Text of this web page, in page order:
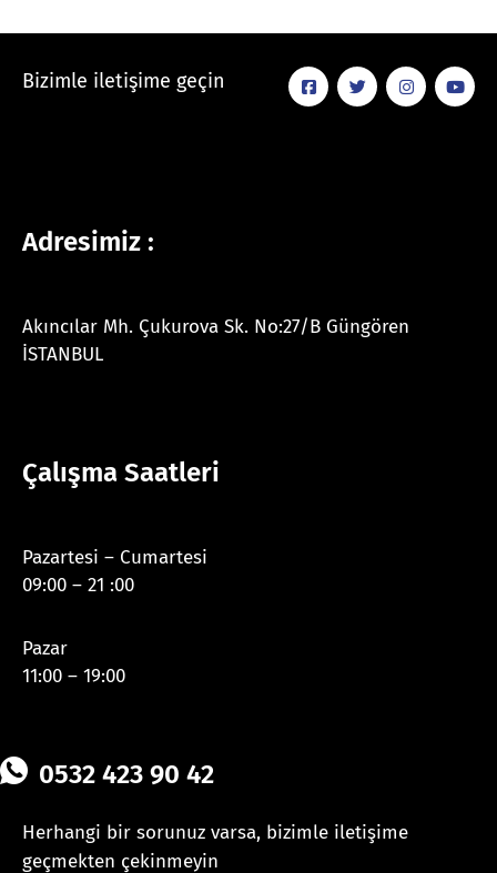
Bizimle iletişime geçin
Adresimiz :
Akıncılar Mh. Çukurova Sk. No:27/B Güngören
İSTANBUL
Çalışma Saatleri
Pazartesi – Cumartesi
09:00 – 21 :00
Pazar
11:00 – 19:00
0532 423 90 42
Herhangi bir sorunuz varsa, bizimle iletişime
geçmekten çekinmeyin